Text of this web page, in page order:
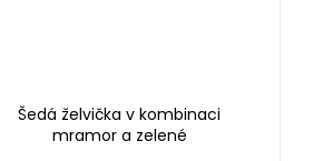
Šedá želvička v kombinaci
mramor a zelené